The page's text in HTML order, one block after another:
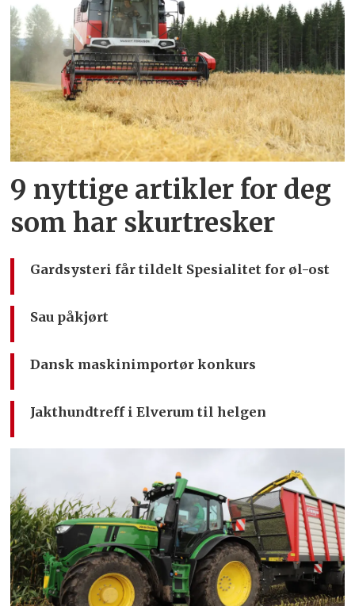
9 nyttige artikler for deg
som har skurtresker
Gardsysteri får tildelt Spesialitet for øl-ost
Sau påkjørt
Dansk maskinimportør konkurs
Jakthundtreff i Elverum til helgen